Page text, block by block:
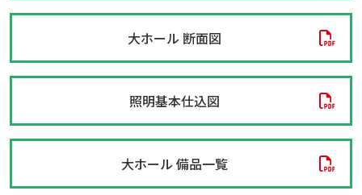
大ホール 断面図
照明基本仕込図
大ホール 備品一覧